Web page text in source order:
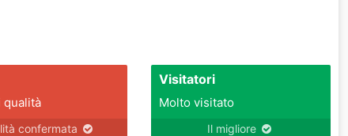
qualità
confermata
Visitatori
Molto visitato
Il migliore